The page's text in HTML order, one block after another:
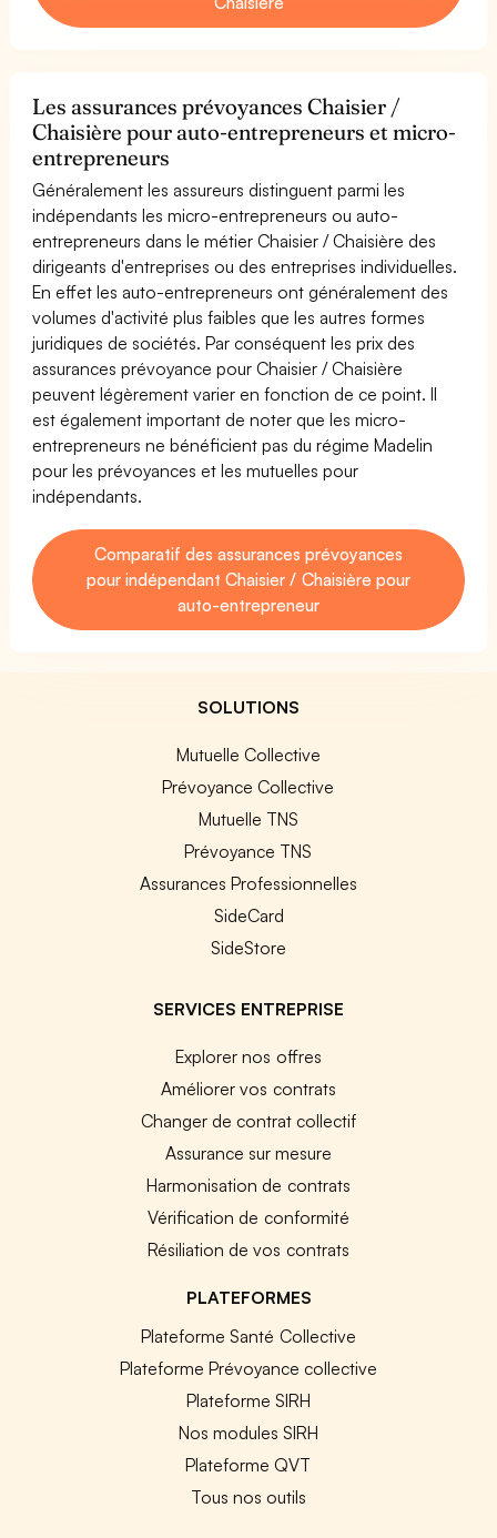
Les assurances prévoyances Chaisier /
Chaisière pour auto-entrepreneurs et micro-
entrepreneurs
Généralement les assureurs distinguent parmi les
indépendants les micro-entrepreneurs ou auto-
entrepreneurs dans le métier Chaisier / Chaisière des
dirigeants d'entreprises ou des entreprises individuelles.
En effet les auto-entrepreneurs ont généralement des
volumes d'activité plus faibles que les autres formes
juridiques de sociétés. Par conséquent les prix des
assurances prévoyance pour Chaisier / Chaisière
peuvent légèrement varier en fonction de ce point. Il
est également important de noter que les micro-
entrepreneurs ne bénéficient pas du régime Madelin
pour les prévoyances et les mutuelles pour
indépendants.
Comparatif des assurances prévoyances
pour indépendant Chaisier / Chaisière pour
auto-entrepreneur
SOLUTIONS
Mutuelle Collective
Prévoyance Collective
Mutuelle TNS
Prévoyance TNS
Assurances Professionnelles
SideCard
SideStore
SERVICES ENTREPRISE
Explorer nos offres
Améliorer vos contrats
Changer de contrat collectif
Assurance sur mesure
Harmonisation de contrats
Vérification de conformité
Résiliation de vos contrats
PLATEFORMES
Plateforme Santé Collective
Plateforme Prévoyance collective
Plateforme SIRH
Nos modules SIRH
Plateforme QVT
Tous nos outils